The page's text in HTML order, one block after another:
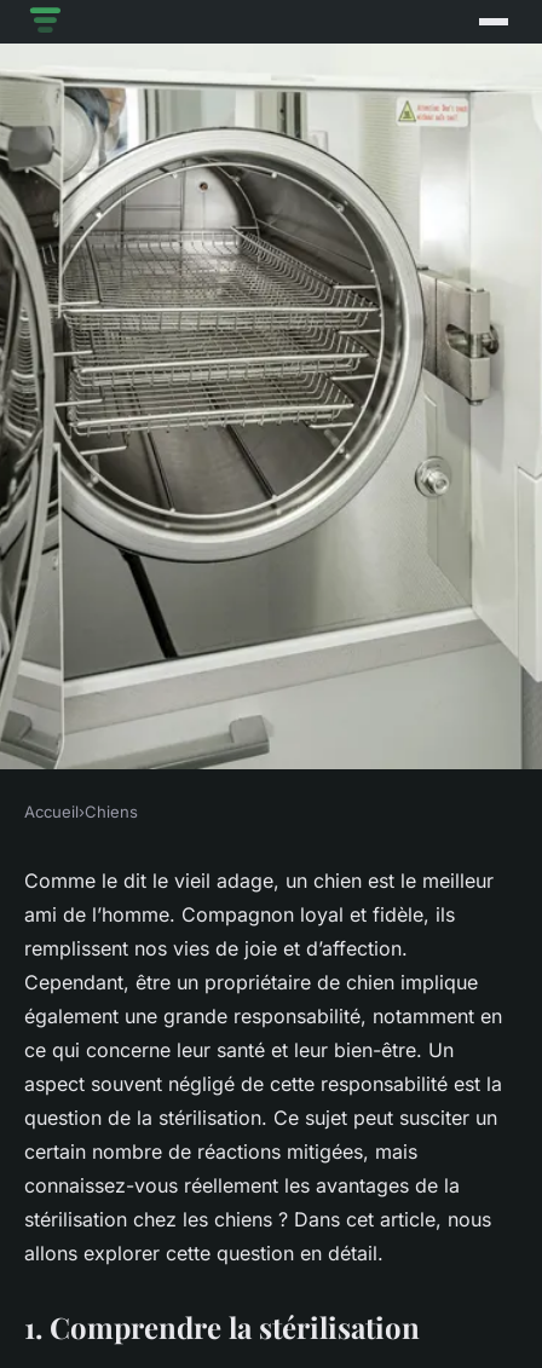
Quels sont les avantages de la
stérilisation chez les chiens ?
Valentin•1 avril 2024• 5 min de lecture
Accueil›Chiens
Comme le dit le vieil adage, un chien est le meilleur
ami de l’homme. Compagnon loyal et fidèle, ils
remplissent nos vies de joie et d’affection.
Cependant, être un propriétaire de chien implique
également une grande responsabilité, notamment en
ce qui concerne leur santé et leur bien-être. Un
aspect souvent négligé de cette responsabilité est la
question de la stérilisation. Ce sujet peut susciter un
certain nombre de réactions mitigées, mais
connaissez-vous réellement les avantages de la
stérilisation chez les chiens ? Dans cet article, nous
allons explorer cette question en détail.
1. Comprendre la stérilisation